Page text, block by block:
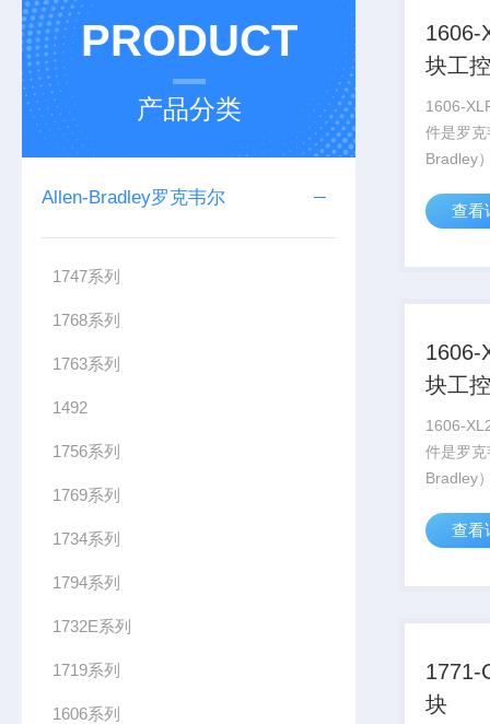
PRODUCT
产品分类
Allen-Bradley罗克韦尔
1747系列
1768系列
1763系列
1492
1756系列
1769系列
1734系列
1794系列
1732E系列
1719系列
1606系列
1606-
块工
1606-
件是罗
Bradley
要用于
1794-...
查看
1606-
块工
1606-
件是罗
Bradley
要用于
1794-...
查看
1771-
块